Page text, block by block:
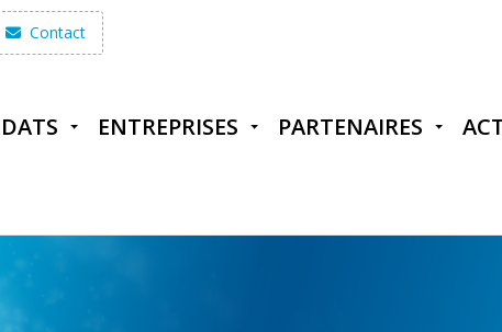
Contact
ENTREPRISES PARTENAIRES